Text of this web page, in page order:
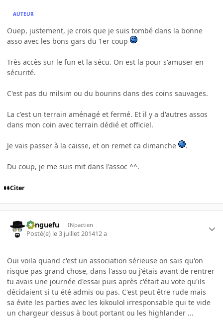
AUTEUR
Ouep, justement, je crois que je suis tombé dans la bonne
asso avec les bons gars du 1er coup
Très accès sur le fun et la sécu. On est la pour s'amuser en
sécurité.
C'est pas du milsim ou du bourins dans des coins sauvages.
La c'est un terrain aménagé et fermé. Et il y a d'autres assos
dans mon coin avec terrain dédié et officiel.
Je vais passer à la caisse, et on remet ca dimanche .
Du coup, je me suis mit dans l'assoc ^^.
Citer
Banguefu INpactien
Posté(e) le 3 juillet 201412 a
Oui voila quand c'est un association sérieuse on sais qu'on
risque pas grand chose, dans l'asso ou j'étais avant de rentrer
tu avais une journée d'essai puis après c'était au vote qu'ils
décidaient si tu été admis ou pas. C'est peut être rude mais
sa évite les parties avec les kikoulol irresponsable qui te vide
un chargeur dessus à bout portant ou les highlander ...